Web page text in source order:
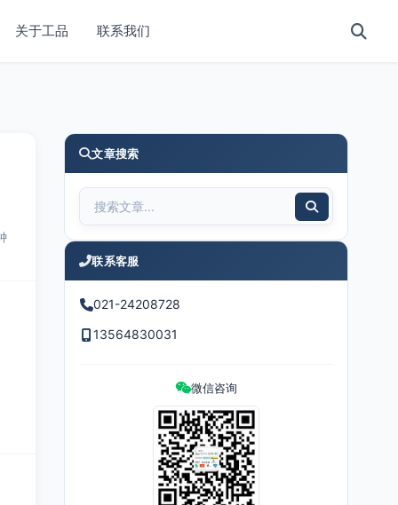
关于工品 联系我们
文章搜索
联系客服
021-24208728
13564830031
微信咨询